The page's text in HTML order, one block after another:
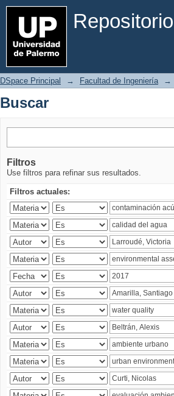
Buscar
DSpace Principal → Facultad de Ingeniería →
Buscar
Filtros
Use filtros para refinar sus resultados.
Filtros actuales: